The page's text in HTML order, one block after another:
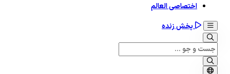
اختصاصی العالم
پخش زنده